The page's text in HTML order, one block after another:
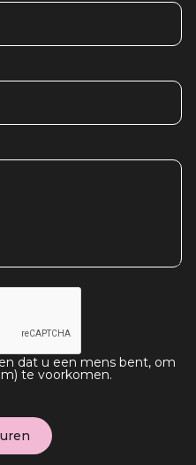
dat u een mens bent, om
te voorkomen.